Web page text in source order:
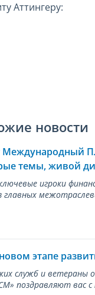
Аттингеру:
новости
темы, живой
игроки
этапе
служб и ветераны
поздравляют вас с